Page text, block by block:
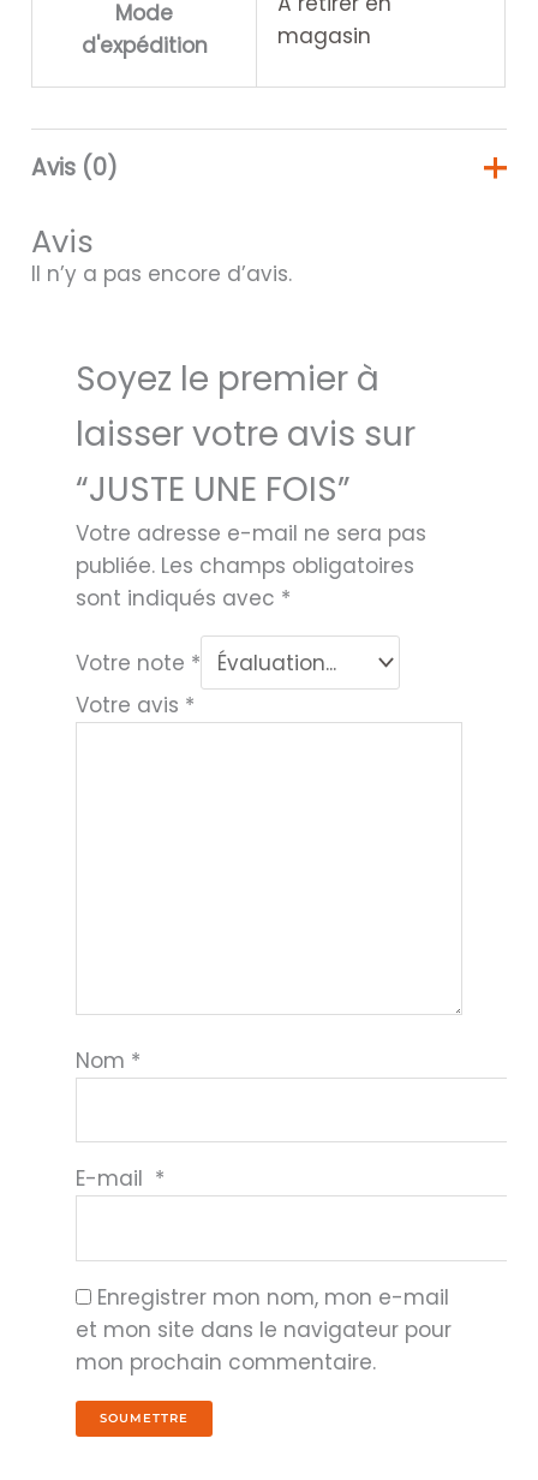
Mode
d'expédition
magasin
Avis (0)
Avis
Il n’y a pas encore d’avis.
Soyez le premier à
laisser votre avis sur
“JUSTE UNE FOIS”
Votre adresse e-mail ne sera pas
publiée. Les champs obligatoires
sont indiqués avec *
Votre note *
Votre avis *
Nom *
E-mail *
Enregistrer mon nom, mon e-mail
et mon site dans le navigateur pour
mon prochain commentaire.